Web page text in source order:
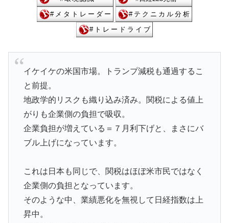
イケイケの米国市場。トランプ減税も通過するこ
と前提。
地政学的リスクも織り込み済み。関税による値上
がりも企業側の負担で吸収。
企業負担が増えている＝７月利下げと、まさにバ
ブル上げになっています。
これは日本も同じで、関税はほぼ米市民ではなく
企業側の負担となっています。
そのような中、業績悪化を無視して日経指数は上
昇中。